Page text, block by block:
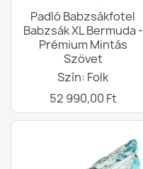
Padló Babzsákfotel
Babzsák XL Bermuda -
Prémium Mintás
Szövet
Szín: Folk
52 990,00 Ft